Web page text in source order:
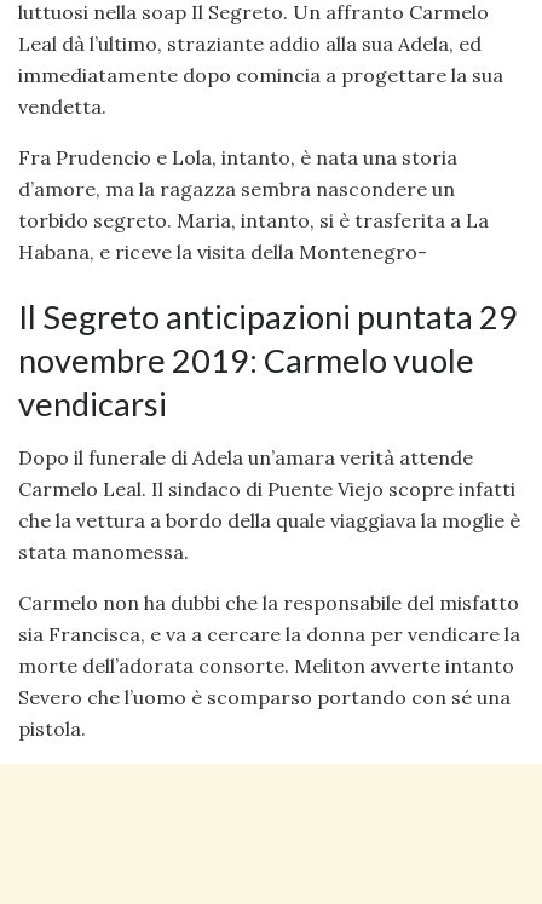
luttuosi nella soap Il Segreto. Un affranto Carmelo
Leal dà l’ultimo, straziante addio alla sua Adela, ed
immediatamente dopo comincia a progettare la sua
vendetta.
Fra Prudencio e Lola, intanto, è nata una storia
d’amore, ma la ragazza sembra nascondere un
torbido segreto. Maria, intanto, si è trasferita a La
Habana, e riceve la visita della Montenegro-
Il Segreto anticipazioni puntata 29
novembre 2019: Carmelo vuole
vendicarsi
Dopo il funerale di Adela un’amara verità attende
Carmelo Leal. Il sindaco di Puente Viejo scopre infatti
che la vettura a bordo della quale viaggiava la moglie è
stata manomessa.
Carmelo non ha dubbi che la responsabile del misfatto
sia Francisca, e va a cercare la donna per vendicare la
morte dell’adorata consorte. Meliton avverte intanto
Severo che l’uomo è scomparso portando con sé una
pistola.